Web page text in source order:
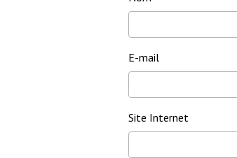
E-mail
Site Internet